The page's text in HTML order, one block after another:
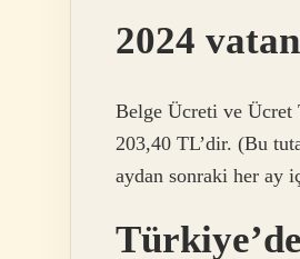
2024
Belge Ücreti ve Ücret
203,40 TL’dir. (Bu
aydan sonraki her ay